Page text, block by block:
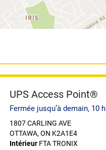
UPS Access Point®
Fermée jusqu’à demain, 10 h
1807 CARLING AVE
OTTAWA, ON K2A1E4
IntérieurFTA TRONIX